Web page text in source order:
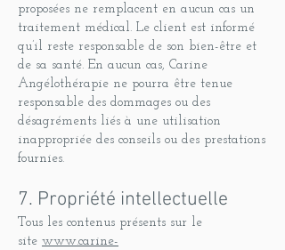
proposées ne remplacent en aucun cas un
traitement médical. Le client est informé
qu’il reste responsable de son bien-être et
de sa santé. En aucun cas, Carine
Angélothérapie ne pourra être tenue
responsable des dommages ou des
désagréments liés à une utilisation
inappropriée des conseils ou des prestations
fournies.
7. Propriété intellectuelle
Tous les contenus présents sur le
site www.carine-